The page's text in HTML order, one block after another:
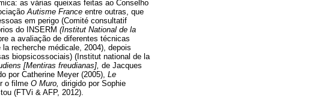
as várias queixas feitas ao Conselho
Autisme France entre outras, que
em perigo (Comité consultatif
do INSERM (Institut National de la
a avaliação de diferentes técnicas
recherche médicale, 2004), depois
biopsicossociais) (Institut national de la
[Mentiras freudianas], de Jacques
por Catherine Meyer (2005), Le
o filme O Muro dirigido por Sophie
(FTVi & AFP, 2012).